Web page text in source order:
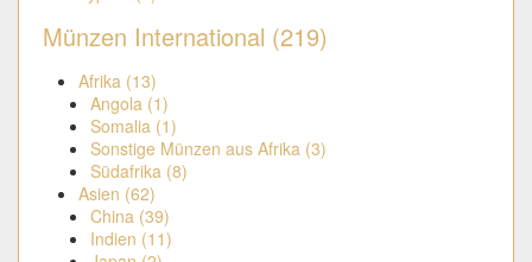
Münzen International (219)
Afrika (13)
Angola (1)
Somalia (1)
Sonstige Münzen aus Afrika (3)
Südafrika (8)
Asien (62)
China (39)
Indien (11)